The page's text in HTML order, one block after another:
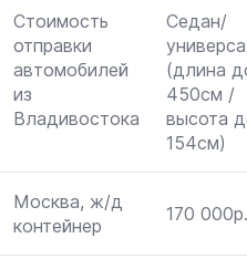
Стоимость
отправки
автомобилей
из
Владивостока
Седан/
(длина
450см /
высота
154см)
Москва, ж/д
контейнер
170 000р.